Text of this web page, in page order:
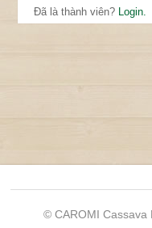
Đã là thành viên? Login.
© CAROMI Cassava